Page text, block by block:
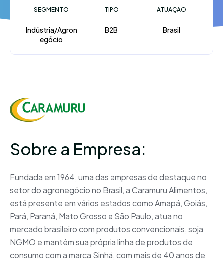
SEGMENTO
Indústria/Agron
egócio
TIPO
B2B
ATUAÇÃO
Brasil
Sobre a Empresa:
Fundada em 1964, uma das empresas de destaque no
setor do agronegócio no Brasil, a Caramuru Alimentos,
está presente em vários estados como Amapá, Goiás,
Pará, Paraná, Mato Grosso e São Paulo, atua no
mercado brasileiro com produtos convencionais, soja
NGMO e mantém sua própria linha de produtos de
consumo com a marca Sinhá, com mais de 40 anos de